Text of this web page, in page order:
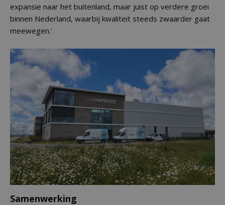
expansie naar het buitenland, maar juist op verdere groei
binnen Nederland, waarbij kwaliteit steeds zwaarder gaat
meewegen.'
Samenwerking